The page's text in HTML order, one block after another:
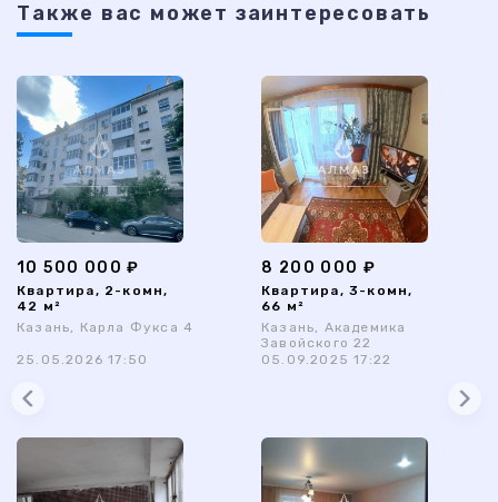
Также ваc может заинтересовать
10 500 000 ₽
Квартира, 2-комн,
42 м²
Казань, Карла Фукса 4
25.05.2026 17:50
8 200 000 ₽
Квартира, 3-комн,
66 м²
Казань, Академика
Завойского 22
05.09.2025 17:22